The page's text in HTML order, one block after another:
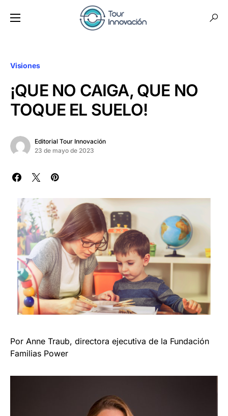
Visiones
¡QUE NO CAIGA, QUE NO
TOQUE EL SUELO!
Editorial Tour Innovación
23 de mayo de 2023
Por Anne Traub, directora ejecutiva de la Fundación
Familias Power